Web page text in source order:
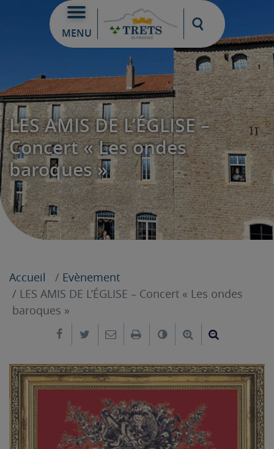
MENU
Moteur de
LES AMIS DE L’ÉGLISE –
Concert « Les ondes
baroques »
Accueil
Evènement
LES AMIS DE L’ÉGLISE – Concert « Les ondes
baroques »
Partager sur Facebook
Partager sur Twitter
Envoyer par e-mail
ImprimerChanger leAgrandir le